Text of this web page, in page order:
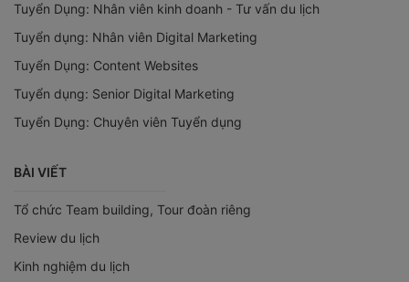
Tuyển Dụng: Nhân viên kinh doanh - Tư vấn du lịch
Tuyển dụng: Nhân viên Digital Marketing
Tuyển Dụng: Content Websites
Tuyển dụng: Senior Digital Marketing
Tuyển Dụng: Chuyên viên Tuyển dụng
BÀI VIẾT
Tổ chức Team building, Tour đoàn riêng
Review du lịch
Kinh nghiệm du lịch